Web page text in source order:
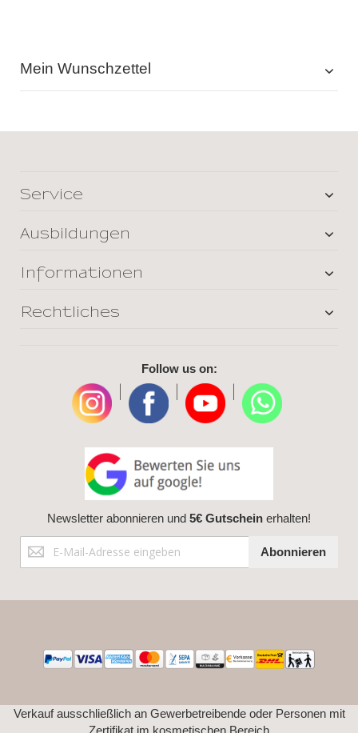
Mein Wunschzettel
Service
Ausbildungen
Informationen
Rechtliches
Follow us on:
Newsletter abonnieren und 5€ Gutschein erhalten!
Anmeldung
zum
Abonnieren
Verkauf ausschließlich an Gewerbetreibende oder Personen mit